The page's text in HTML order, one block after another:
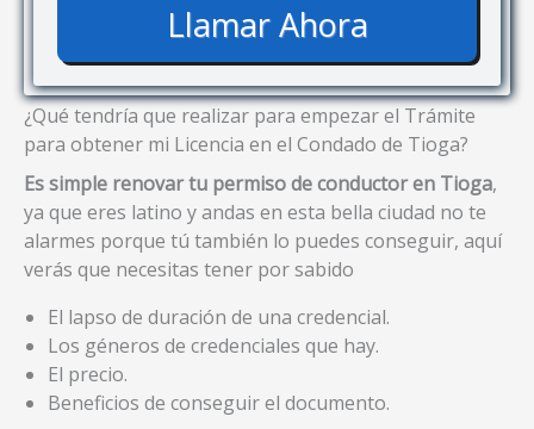
Llamar Ahora
¿Qué tendría que realizar para empezar el Trámite
para obtener mi Licencia en el Condado de Tioga?
Es simple renovar tu permiso de conductor en Tioga,
ya que eres latino y andas en esta bella ciudad no te
alarmes porque tú también lo puedes conseguir, aquí
verás que necesitas tener por sabido
El lapso de duración de una credencial.
Los géneros de credenciales que hay.
El precio.
Beneficios de conseguir el documento.